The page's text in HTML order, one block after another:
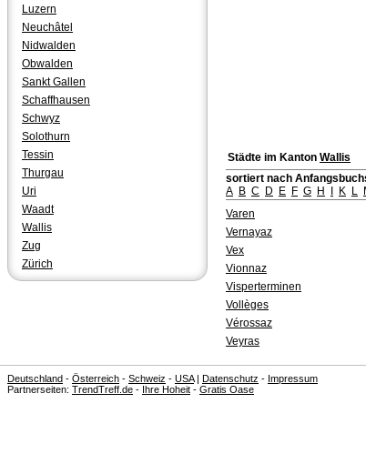
Luzern
Neuchâtel
Nidwalden
Obwalden
Sankt Gallen
Schaffhausen
Schwyz
Solothurn
Tessin
Thurgau
Uri
Waadt
Wallis
Zug
Zürich
Städte im Kanton Wallis
sortiert nach
A B C D E F G H K L
Varen
Vernayaz
Vex
Vionnaz
Visperterminen
Vollèges
Vérossaz
Veyras
Deutschland - Österreich - Schweiz - USA| Datenschutz - Impressum
Partnerseiten: TrendTreff.de - Ihre Hoheit - Gratis Oase